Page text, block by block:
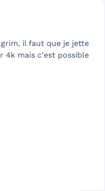
il faut que je jette
4k mais c'est possible